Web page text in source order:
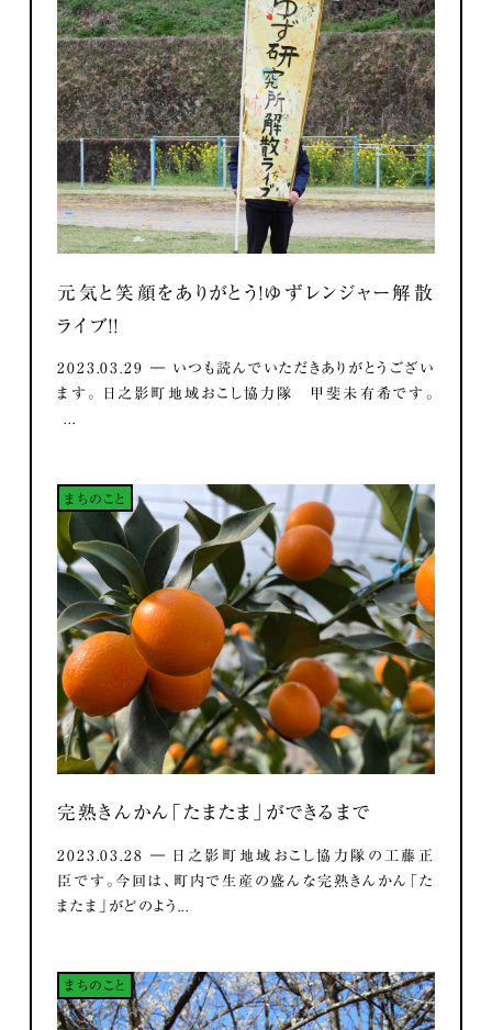
元気と笑顔をありがとう！ゆずレンジャー解散
ライブ！！
2023.03.29 ― いつも読んでいただきありがとうござい
ます。 日之影町地域おこし協力隊 甲斐未有希です。
...
まちのこと
完熟きんかん「たまたま」ができるまで
2023.03.28 ― 日之影町地域おこし協力隊の工藤正
臣です。今回は、町内で生産の盛んな完熟きんかん「た
またま」がどのよう...
まちのこと